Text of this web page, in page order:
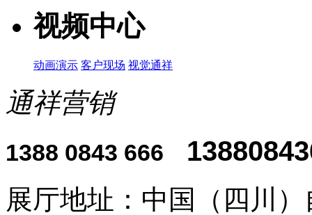
视频中心
动画演示 客户现场 视觉通祥
通祥营销
1388 0843 666
展厅地址：中国（四川